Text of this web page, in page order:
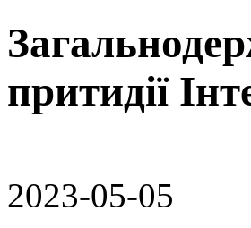
притидії
2023-05-05